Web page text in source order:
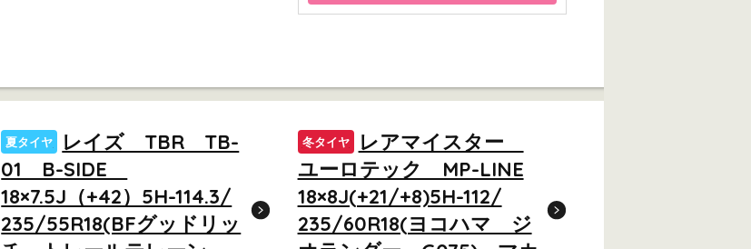
夏タイヤ
レイズ TBR TB-
01 B-SIDE
18×7.5J（+42）5H-114.3/
235/55R18(BFグッドリッ
冬タイヤ
レアマイスター
ユーロテック MP-LINE
18×8J(+21/+8)5H-112/
235/60R18(ヨコハマ ジ